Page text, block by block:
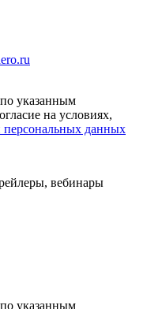
указанным
на условиях,
данных
вебинары
указанным